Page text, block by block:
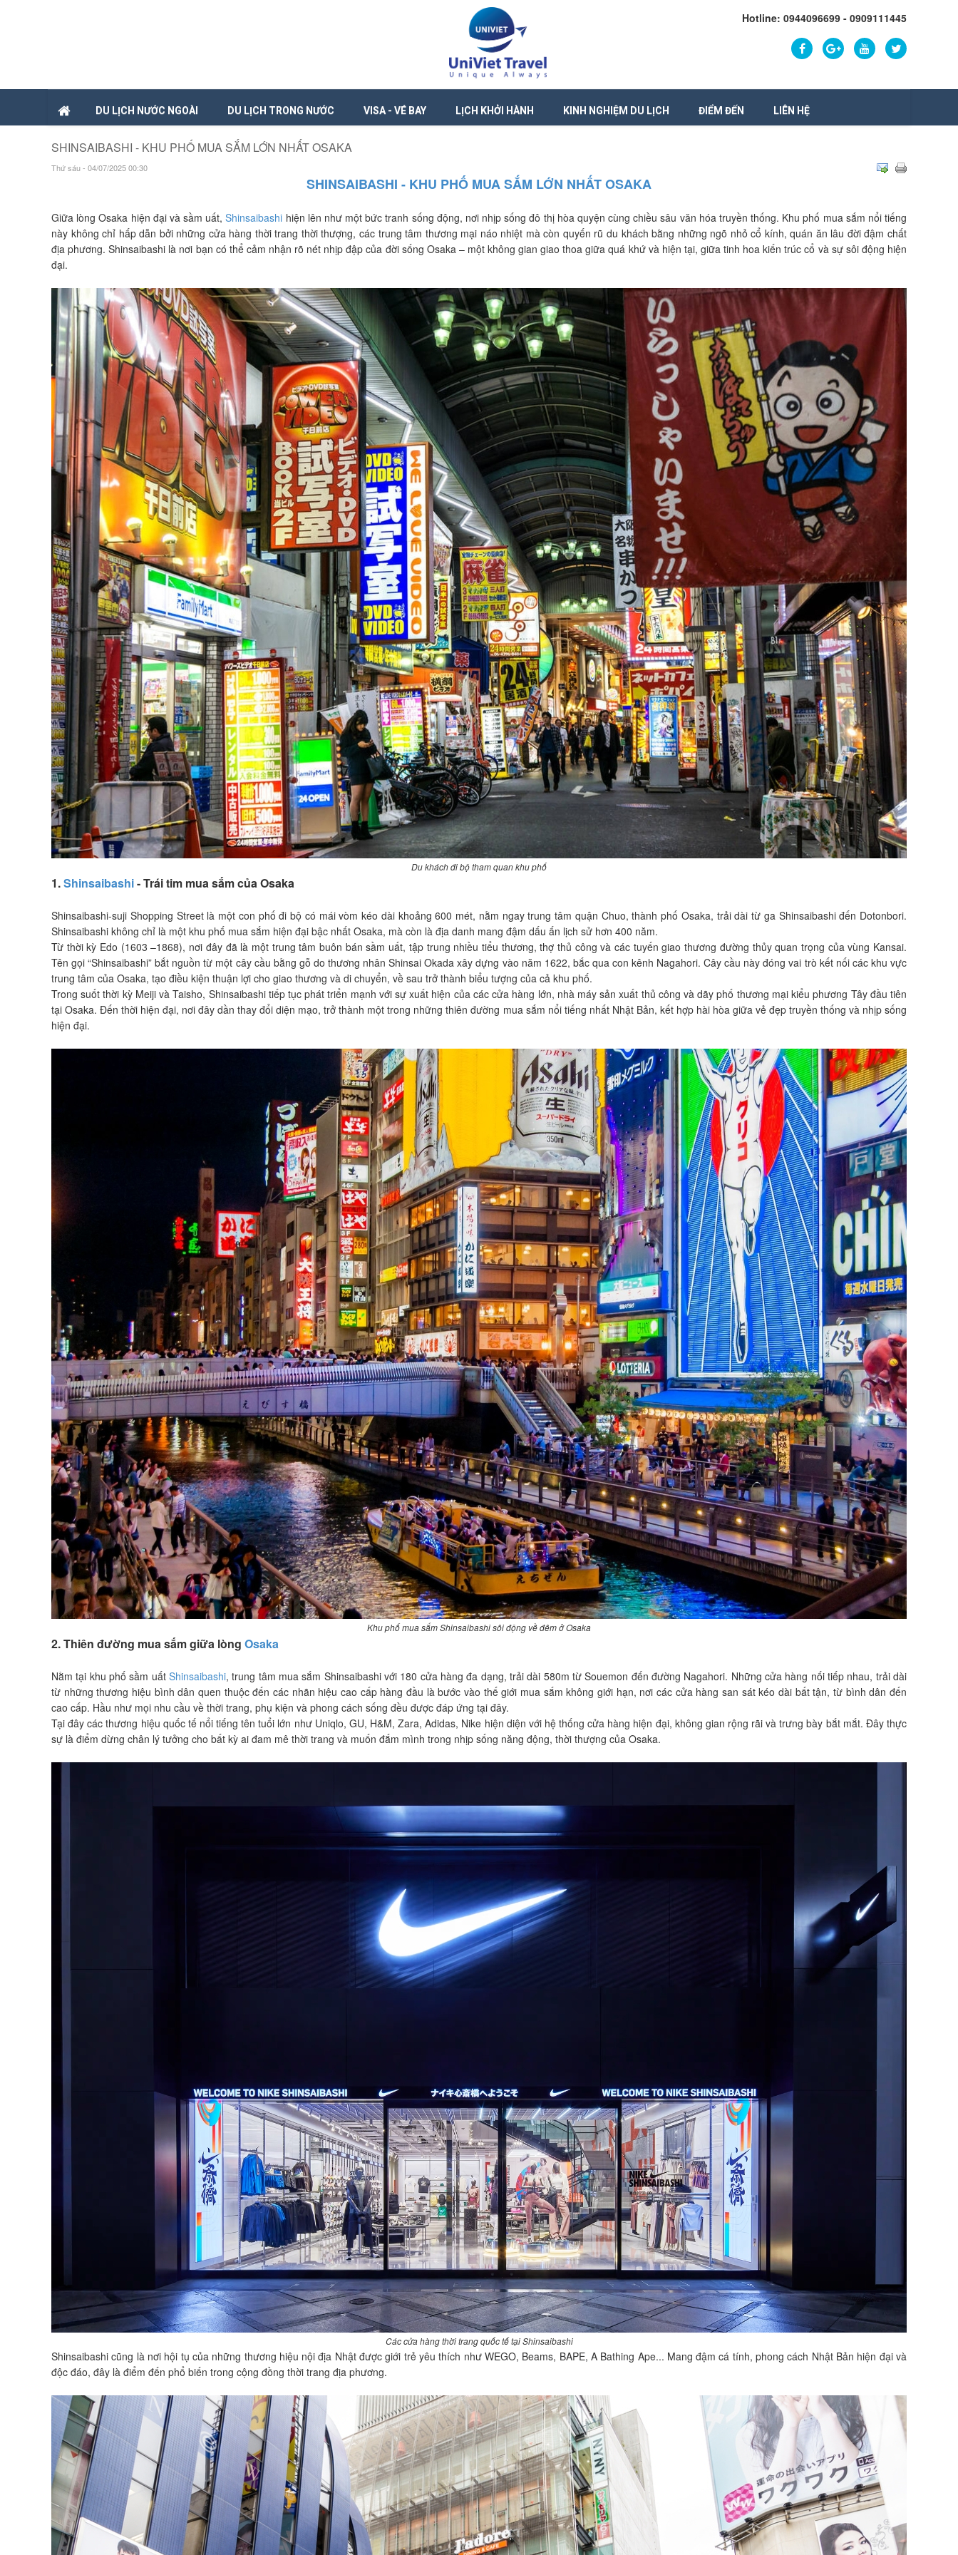
Hotline: 0944096699 - 0909111445
DU LỊCH NƯỚC NGOÀI DU LỊCH TRONG NƯỚC VISA - VÉ BAY LỊCH KHỞI HÀNH KINH NGHIỆM DU LỊCH ĐIỂM ĐẾN LIÊN HỆ
SHINSAIBASHI - KHU PHỐ MUA SẮM LỚN NHẤT OSAKA
Thứ sáu - 04/07/2025 00:30
SHINSAIBASHI - KHU PHỐ MUA SẮM LỚN NHẤT OSAKA
Giữa lòng Osaka hiện đại và sầm uất,Shinsaibashi hiện lên như một bức tranh sống động, nơi nhịp sống đô thị hòa quyện cùng chiều sâu văn hóa truyền thống. Khu phố mua sắm nổi tiếng
này không chỉ hấp dẫn bởi những cửa hàng thời trang thời thượng, các trung tâm thương mại náo nhiệt mà còn quyến rũ du khách bằng những ngõ nhỏ cổ kính, quán ăn lâu đời đậm chất
địa phương. Shinsaibashi là nơi bạn có thể cảm nhận rõ nét nhịp đập của đời sống Osaka – một không gian giao thoa giữa quá khứ và hiện tại, giữa tinh hoa kiến trúc cổ và sự sôi động hiện
đại.
Du khách đi bộ tham quan khu phố
1.Shinsaibashi- Trái tim mua sắm của Osaka
Shinsaibashi-suji Shopping Street là một con phố đi bộ có mái vòm kéo dài khoảng 600 mét, nằm ngay trung tâm quận Chuo, thành phố Osaka, trải dài từ ga Shinsaibashi đến Dotonbori.
Shinsaibashi không chỉ là một khu phố mua sắm hiện đại bậc nhất Osaka, mà còn là địa danh mang đậm dấu ấn lịch sử hơn 400 năm.
Từ thời kỳ Edo (1603 –1868), nơi đây đã là một trung tâm buôn bán sầm uất, tập trung nhiều tiểu thương, thợ thủ công và các tuyến giao thương đường thủy quan trọng của vùng Kansai.
Tên gọi “Shinsaibashi” bắt nguồn từ một cây cầu bằng gỗ do thương nhân Shinsai Okada xây dựng vào năm 1622, bắc qua con kênh Nagahori. Cây cầu này đóng vai trò kết nối các khu vực
trung tâm của Osaka, tạo điều kiện thuận lợi cho giao thương và di chuyển, về sau trở thành biểu tượng của cả khu phố.
Trong suốt thời kỳ Meiji và Taisho, Shinsaibashi tiếp tục phát triển mạnh với sự xuất hiện của các cửa hàng lớn, nhà máy sản xuất thủ công và dãy phố thương mại kiểu phương Tây đầu tiên
tại Osaka. Đến thời hiện đại, nơi đây dần thay đổi diện mạo, trở thành một trong những thiên đường mua sắm nổi tiếng nhất Nhật Bản, kết hợp hài hòa giữa vẻ đẹp truyền thống và nhịp sống
hiện đại.
Khu phố mua sắm Shinsaibashi sôi động về đêm ở Osaka
2. Thiên đường mua sắm giữa lòng Osaka
Nằm tại khu phố sầm uất Shinsaibashi, trung tâm mua sắm Shinsaibashi với 180 cửa hàng đa dạng, trải dài 580m từ Souemon đến đường Nagahori. Những cửa hàng nối tiếp nhau, trải dài
từ những thương hiệu bình dân quen thuộc đến các nhãn hiệu cao cấp hàng đầu là bước vào thế giới mua sắm không giới hạn, nơi các cửa hàng san sát kéo dài bất tận, từ bình dân đến
cao cấp. Hầu như mọi nhu cầu về thời trang, phụ kiện và phong cách sống đều được đáp ứng tại đây.
Tại đây các thương hiệu quốc tế nổi tiếng tên tuổi lớn như Uniqlo, GU, H&M, Zara, Adidas, Nike hiện diện với hệ thống cửa hàng hiện đại, không gian rộng rãi và trưng bày bắt mắt. Đây thực
sự là điểm dừng chân lý tưởng cho bất kỳ ai đam mê thời trang và muốn đắm mình trong nhịp sống năng động, thời thượng của Osaka.
Các cửa hàng thời trang quốc tế tại Shinsaibashi
Shinsaibashi cũng là nơi hội tụ của những thương hiệu nội địa Nhật được giới trẻ yêu thích như WEGO, Beams, BAPE, A Bathing Ape... Mang đậm cá tính, phong cách Nhật Bản hiện đại và
độc đáo, đây là điểm đến phổ biến trong cộng đồng thời trang địa phương.